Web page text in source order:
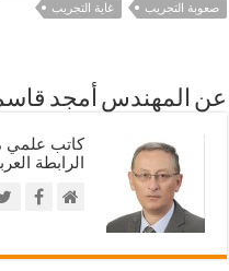
صعوبة التجريب
غاية التجريب
عن المهندس أمجد
كاتب علمي
الرابطة